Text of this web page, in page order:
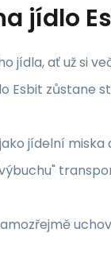
jídlo
jídla, ať už si
Esbit zůstane
jídelní